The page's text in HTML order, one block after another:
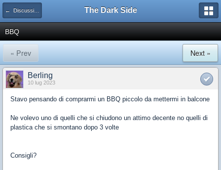
← Discussioni generiche The Dark Side
BBQ
« Prev Next »
Berling
10 lug 2023
Stavo pensando di comprarmi un BBQ piccolo da mettermi in balcone
Ne volevo uno di quelli che si chiudono un attimo decente no quelli di
plastica che si smontano dopo 3 volte
Consigli?